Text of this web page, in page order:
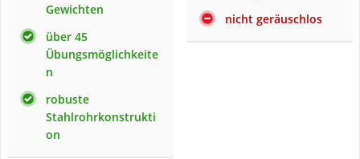
Gewichten
über 45
Übungsmöglichkeite
n
robuste
Stahlrohrkonstrukti
on
nicht geräuschlos